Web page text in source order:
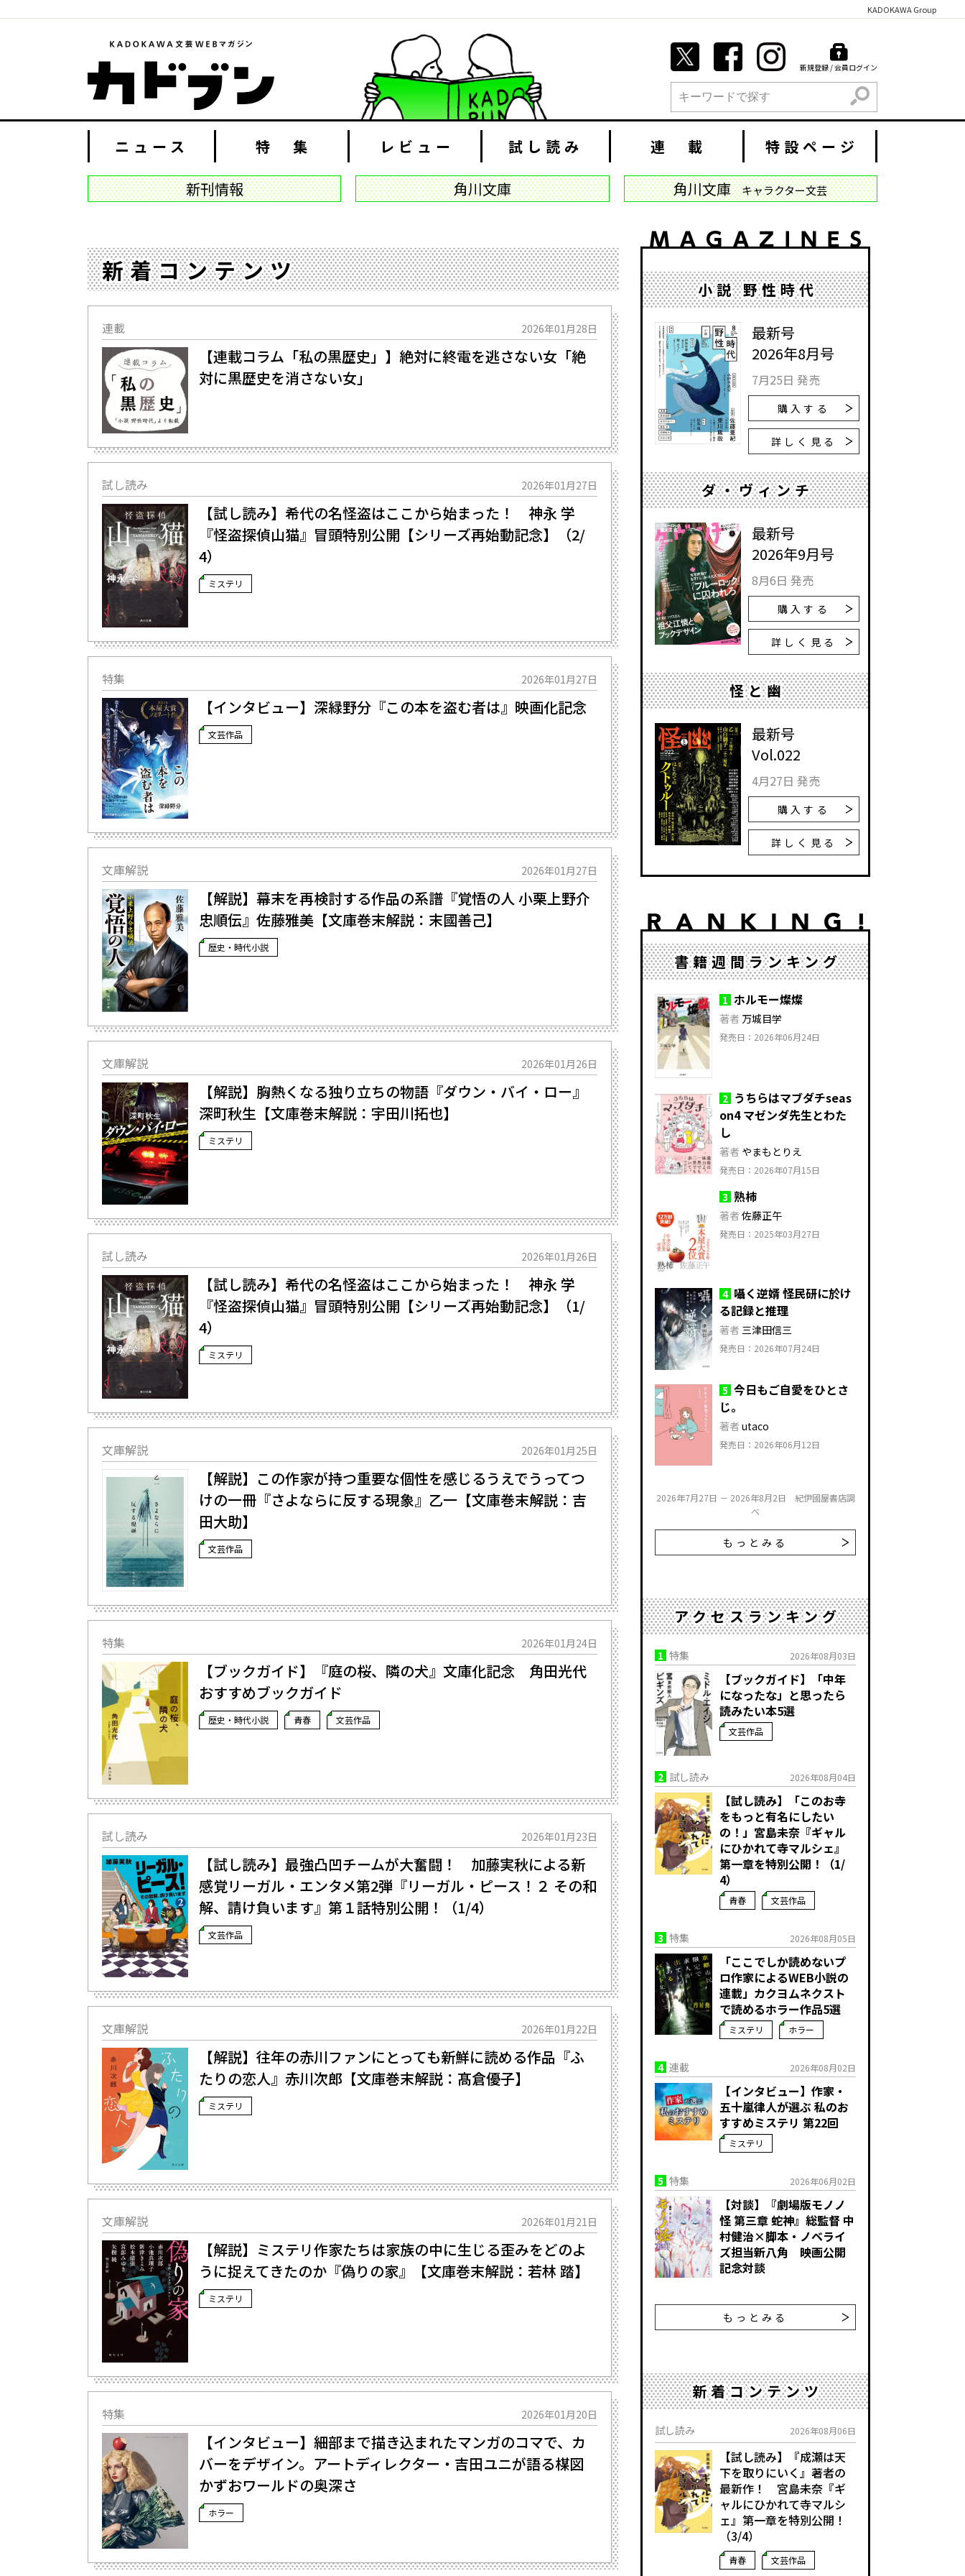
KADOKAWA Group
新規登録 / 会員ログイン
検索
ニュース 特 集 レビュー 試し読み 連 載 特設ページ
新刊情報 角川文庫 角川文庫 キャラクター文芸
新着コンテンツ
連載 2026年01月28日
【連載コラム「私の黒歴史」】絶対に終電を逃さない女「絶
対に黒歴史を消さない女」
試し読み 2026年01月27日
【試し読み】希代の名怪盗はここから始まった――！ 神永 学
『怪盗探偵山猫』冒頭特別公開【シリーズ再始動記念】（2/
4）
ミステリ
特集 2026年01月27日
【インタビュー】深緑野分『この本を盗む者は』映画化記念
文芸作品
文庫解説 2026年01月27日
【解説】幕末を再検討する作品の系譜――『覚悟の人 小栗上野介
忠順伝』佐藤雅美【文庫巻末解説：末國善己】
歴史・時代小説
文庫解説 2026年01月26日
【解説】胸熱くなる独り立ちの物語――『ダウン・バイ・ロー』
深町秋生【文庫巻末解説：宇田川拓也】
ミステリ
試し読み 2026年01月26日
【試し読み】希代の名怪盗はここから始まった――！ 神永 学
『怪盗探偵山猫』冒頭特別公開【シリーズ再始動記念】（1/
4）
ミステリ
文庫解説 2026年01月25日
【解説】この作家が持つ重要な個性を感じるうえでうってつ
けの一冊――『さよならに反する現象』乙一【文庫巻末解説：吉
田大助】
文芸作品
特集 2026年01月24日
【ブックガイド】『庭の桜、隣の犬』文庫化記念 角田光代
おすすめブックガイド
歴史・時代小説 青春 文芸作品
試し読み 2026年01月23日
【試し読み】最強凸凹チームが大奮闘！ 加藤実秋による新
感覚リーガル・エンタメ第2弾『リーガル・ピース！２ その和
解、請け負います』第１話特別公開！（1/4）
文芸作品
文庫解説 2026年01月22日
【解説】往年の赤川ファンにとっても新鮮に読める作品――『ふ
たりの恋人』赤川次郎【文庫巻末解説：髙倉優子】
ミステリ
文庫解説 2026年01月21日
【解説】ミステリ作家たちは家族の中に生じる歪みをどのよ
うに捉えてきたのか――『偽りの家』【文庫巻末解説：若林 踏】
ミステリ
特集 2026年01月20日
【インタビュー】細部まで描き込まれたマンガのコマで、カ
バーをデザイン。アートディレクター・吉田ユニが語る楳図
かずおワールドの奥深さ
ホラー
小説 野性時代
最新号
2026年8月号
7月25日 発売
購入する
詳しく見る
ダ・ヴィンチ
最新号
2026年9月号
8月6日 発売
購入する
詳しく見る
怪と幽
最新号
Vol.022
4月27日 発売
購入する
詳しく見る
書籍週間ランキング
1 ホルモー燦燦
著者 万城目学
発売日：2026年06月24日
2 うちらはマブダチseas
on4 マゼンダ先生とわた
し
著者 やまもとりえ
発売日：2026年07月15日
3 熟柿
著者 佐藤正午
発売日：2025年03月27日
4 囁く逆婿 怪民研に於け
る記録と推理
著者 三津田信三
発売日：2026年07月24日
5 今日もご自愛をひとさ
じ。
著者 utaco
発売日：2026年06月12日
2026年7月27日 － 2026年8月2日 紀伊國屋書店調
べ
もっとみる
アクセスランキング
1 特集 2026年08月03日
【ブックガイド】「中年
になったな」と思ったら
読みたい本5選
文芸作品
2 試し読み 2026年08月04日
【試し読み】「このお寺
をもっと有名にしたい
の！」宮島未奈『ギャル
にひかれて寺マルシェ』
第一章を特別公開！（1/
4）
青春 文芸作品
3 特集 2026年08月05日
「ここでしか読めないプ
ロ作家によるWEB小説の
連載」――カクヨムネクスト
で読めるホラー作品5選
ミステリ ホラー
4 連載 2026年08月02日
【インタビュー】作家・
五十嵐律人が選ぶ 私のお
すすめミステリ 第22回
ミステリ
5 特集 2026年06月02日
【対談】『劇場版モノノ
怪 第三章 蛇神』総監督 中
村健治×脚本・ノベライ
ズ担当新八角 映画公開
記念対談
もっとみる
新着コンテンツ
試し読み 2026年08月06日
【試し読み】『成瀬は天
下を取りにいく』著者の
最新作！ 宮島未奈『ギ
ャルにひかれて寺マルシ
ェ』第一章を特別公開！
（3/4）
青春 文芸作品